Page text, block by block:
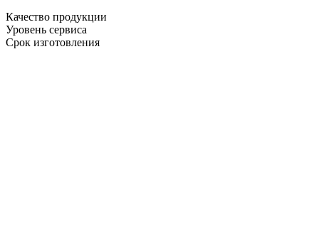
Качество продукции
Уровень сервиса
Срок изготовления